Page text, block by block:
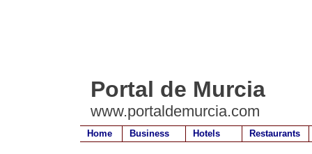
Portal de Murcia
www.portaldemurcia.com
Home Business Hotels Restaurants